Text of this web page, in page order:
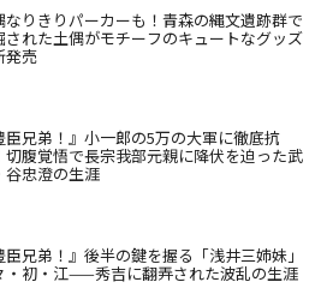
なりきりパーカーも！青森の縄文遺跡群で
された土偶がモチーフのキュートなグッズ
発売
臣兄弟！』小一郎の5万の大軍に徹底抗
切腹覚悟で長宗我部元親に降伏を迫った武
谷忠澄の生涯
臣兄弟！』後半の鍵を握る「浅井三姉妹」
・初・江——秀吉に翻弄された波乱の生涯